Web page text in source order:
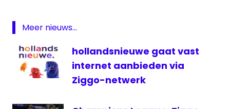
tablet
televisie
Vlaanderen
Meer nieuws...
hollandsnieuwe gaat vast
internet aanbieden via
Ziggo-netwerk